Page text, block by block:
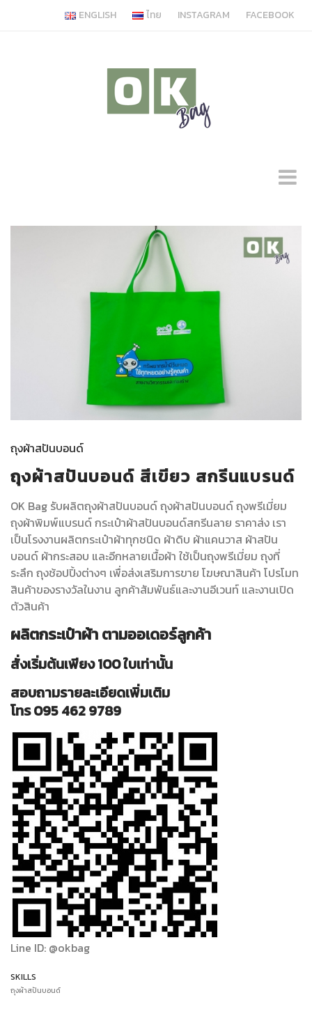
ENGLISH ไทย INSTAGRAM FACEBOOK
ถุงผ้าสปันบอนด์
ถุงผ้าสปันบอนด์ สีเขียว สกรีนแบรนด์
OK Bag รับผลิตถุงผ้าสปันบอนด์ถุงผ้าสปันบอนด์ ถุงพรีเมี่ยม
ถุงผ้าพิมพ์แบรนด์ กระเป๋าผ้าสปันบอนด์สกรีนลาย ราคาส่ง เรา
เป็นโรงงานผลิตกระเป๋าผ้าทุกชนิด ผ้าดิบ ผ้าแคนวาส ผ้าสปัน
บอนด์ ผ้ากระสอบ และอีกหลายเนื้อผ้า ใช้เป็นถุงพรีเมี่ยม ถุงที่
ระลึก ถุงช้อปปิ้งต่างๆ เพื่อส่งเสริมการขาย โฆษณาสินค้า โปรโมท
สินค้าของรางวัลในงาน ลูกค้าสัมพันธ์และงานอีเวนท์ และงานเปิด
ตัวสินค้า
ผลิตกระเป๋าผ้า ตามออเดอร์ลูกค้า
สั่งเริ่มต้นเพียง 100 ใบเท่านั้น
สอบถามรายละเอียดเพิ่มเติม
โทร 095 462 9789
Line ID: @okbag
SKILLS
ถุงผ้าสปันบอนด์